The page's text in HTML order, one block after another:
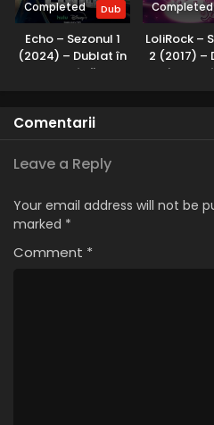
Naruto Uzumaki
Eps 1 - Intră în scenă
Completed Dub
Echo – Sezonul 1
(2024) – Dublat în
Română
Completed
LoliRock –
2 (2017) –
în
Comentarii
Leave a Reply
Your email address will not be
marked *
Comment *